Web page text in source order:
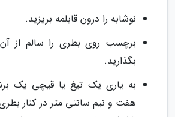
نوشابه را درون قابلمه بریزید.
برچسب روی بطری را سالم از آن
بگذارید.
به یاری یک تیغ یا قیچی یک
هفت و نیم سانتی متر در کنار